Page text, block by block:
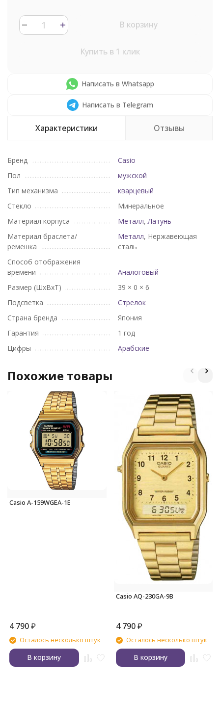
В корзину
Купить в 1 клик
Написать в Whatsapp
Написать в Telegram
Характеристики Отзывы
Бренд
Casio
Пол
мужской
Тип механизма
кварцевый
Стекло
Минеральное
Материал корпуса
Металл,Латунь
Материал браслета/
ремешка
Металл, Нержавеющая
сталь
Способ отображения
времени
Аналоговый
Размер (ШхВхТ)
39 × 0 × 6
Подсветка
Стрелок
Страна бренда
Япония
Гарантия
1 год
Цифры
Арабские
Похожие товары
Casio A-159WGEA-1E
4 790₽
Осталось несколько штук
В корзину
Casio AQ-230GA-9B
4 790 ₽
Осталось несколько штук
В корзину